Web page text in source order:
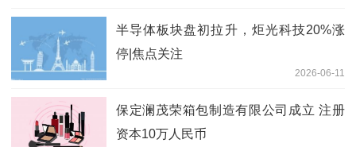
半导体板块盘初拉升，炬光科技20%涨
停|焦点关注
2026-06-11
保定澜茂荣箱包制造有限公司成立 注册
资本10万人民币